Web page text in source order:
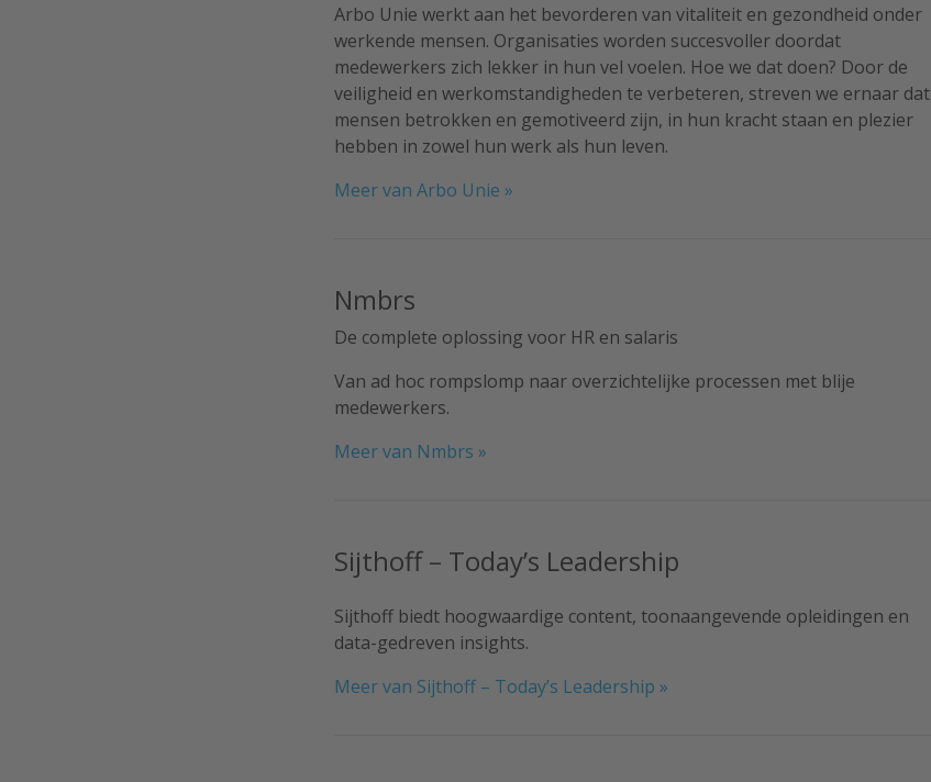
Arbo Unie werkt aan het bevorderen van vitaliteit en gezondheid onder
werkende mensen. Organisaties worden succesvoller doordat
medewerkers zich lekker in hun vel voelen. Hoe we dat doen? Door de
veiligheid en werkomstandigheden te verbeteren, streven we ernaar dat
mensen betrokken en gemotiveerd zijn, in hun kracht staan en plezier
hebben in zowel hun werk als hun leven.
Meer van Arbo Unie »
Nmbrs
De complete oplossing voor HR en salaris
Van ad hoc rompslomp naar overzichtelijke processen met blije
medewerkers.
Meer van Nmbrs »
Sijthoff – Today’s Leadership
Sijthoff biedt hoogwaardige content, toonaangevende opleidingen en
data-gedreven insights.
Meer van Sijthoff – Today’s Leadership »